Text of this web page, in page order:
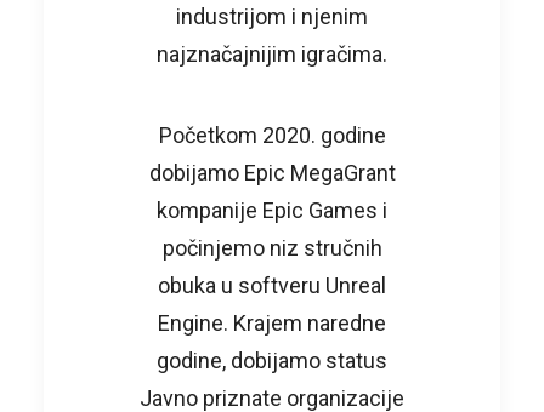
industrijom i njenim
najznačajnijim igračima.
Početkom 2020. godine
dobijamo Epic MegaGrant
kompanije Epic Games i
počinjemo niz stručnih
obuka u softveru Unreal
Engine. Krajem naredne
godine, dobijamo status
Javno priznate organizacije